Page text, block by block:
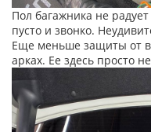
Пол багажника не
пусто и звонко.
Еще меньше защиты от
арках. Ее здесь просто